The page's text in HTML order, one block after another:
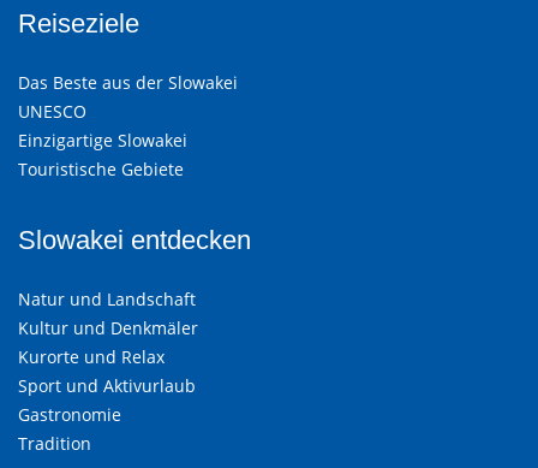
Reiseziele
Das Beste aus der Slowakei
UNESCO
Einzigartige Slowakei
Touristische Gebiete
Slowakei entdecken
Natur und Landschaft
Kultur und Denkmäler
Kurorte und Relax
Sport und Aktivurlaub
Gastronomie
Tradition